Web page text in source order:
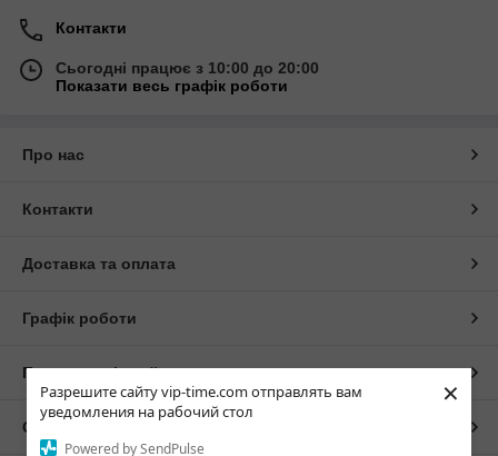
Разрешите сайту vip-time.com отправлять вам
уведомления на рабочий стол
Powered by SendPulse
×
Контакти
Сьогодні працює з 10:00 до 20:00
Показати весь графік роботи
Про нас
Контакти
Доставка та оплата
Графік роботи
Повна версія сайту
Сайт створено на маркетплейсі